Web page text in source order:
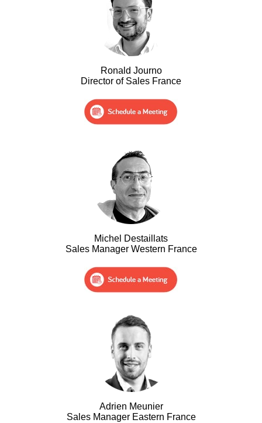
Ronald Journo
Director of Sales France
Michel Destaillats
Sales Manager Western France
Adrien Meunier
Sales Manager Eastern France